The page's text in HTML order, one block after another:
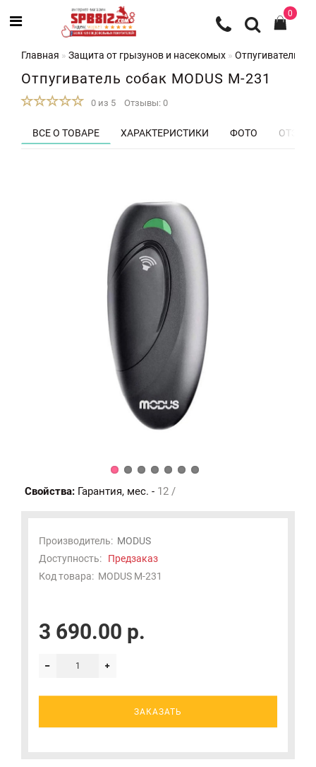
0
Главная Защита от грызунов и насекомых Отпугиватели
Отпугиватель собак MODUS М-231
0 из 5 Отзывы: 0
ВСЕ О ТОВАРЕ ХАРАКТЕРИСТИКИ ФОТО
Свойства: Гарантия, мес. - 12 /
Производитель: MODUS
Доступность: Предзаказ
Код товара: MODUS М-231
3 690.00 р.
ЗАКАЗАТЬ